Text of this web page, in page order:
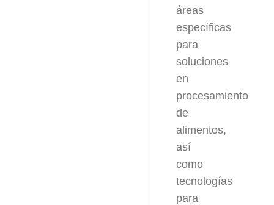
áreas
específicas
para
soluciones
en
procesamiento
de
alimentos,
así
como
tecnologías
para